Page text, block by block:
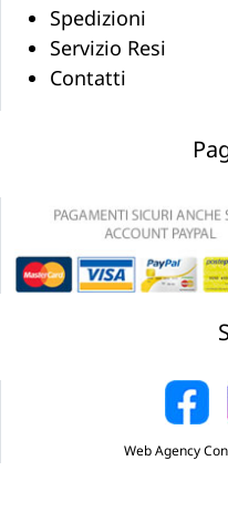
Spedizioni
Servizio Resi
Contatti
Web Agency